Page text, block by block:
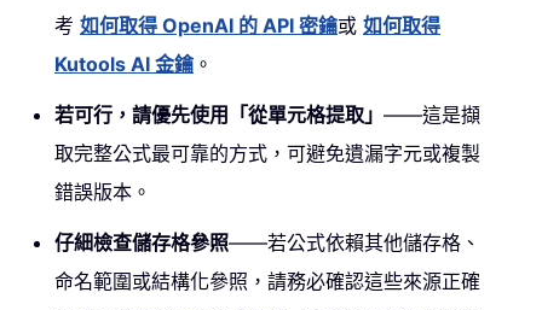
考 如何取得 OpenAI 的 API 密鑰或 如何取得
Kutools AI 金鑰 。
若可行，請優先使用「從單元格提取」 ——這是擷
取完整公式最可靠的方式，可避免遺漏字元或複製
錯誤版本。
仔細檢查儲存格參照——若公式依賴其他儲存格、
命名範圍或結構化參照，請務必確認這些來源正確